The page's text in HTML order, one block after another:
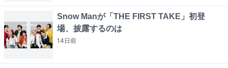
Snow Manが「THE FIRST TAKE」初登
場、披露するのは
14日前